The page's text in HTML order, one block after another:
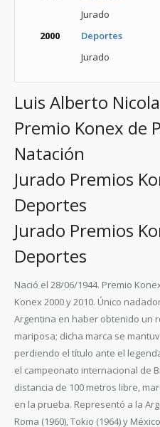
Jurado
2000
Deportes
Jurado
Luis Alberto
Premio Konex de
Natación
Jurado Premios
Deportes
Jurado Premios
Deportes
Nació el 28/06/1944. Premio
Konex 2000 y 2010. Único
Argentina en haber obtenido un
mariposa; dicha marca se
perdiendo el título ante el
el campeonato internacional de
distancia de 100 metros libre,
en la prueba. Representó a la
Roma (1960), Tokio (1964) y